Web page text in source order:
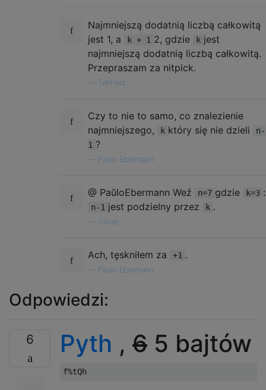
Najmniejszą dodatnią liczbą całkowitą
jest 1, a
k + 1 2, gdzie k jest
najmniejszą dodatnią liczbą całkowitą.
Przepraszam za nitpick.
TehPers
Czy to nie to samo, co znalezienie
najmniejszego,
k który się nie dzieli
n-
1 ?
Paŭlo Ebermann
@ PaŭloEbermann Weź n=7 gdzie k=3 :
n-1 jest podzielny przez k .
Oliver,
Ach, tęskniłem za +1 .
Paŭlo Ebermann
Odpowiedzi:
6 Pyth , 6 5 bajtów